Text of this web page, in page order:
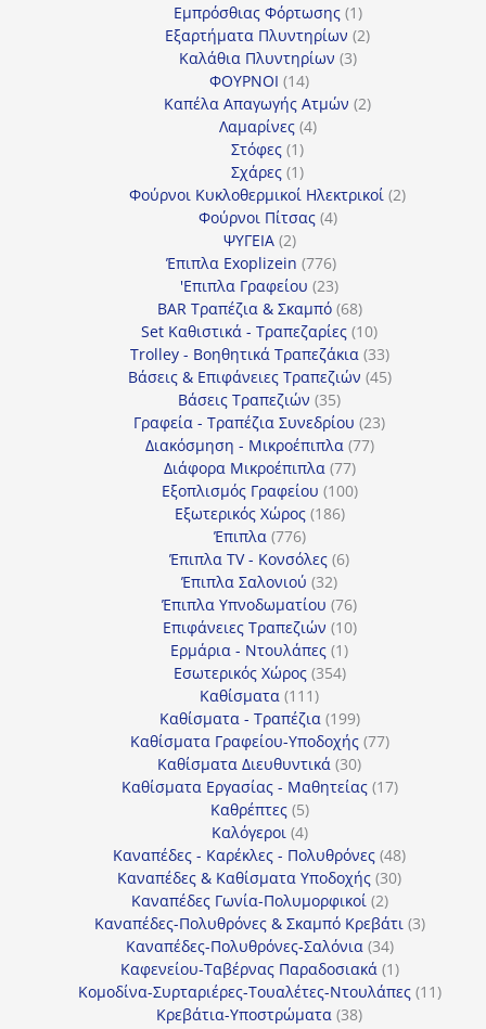
προϊόν
Εμπρόσθιας Φόρτωσης 11
προϊόν
Εξαρτήματα Πλυντηρίων 22
Καλάθια Πλυντηρίων 33
ΦΟΥΡΝΟΙ 1414
προϊόντα
Καπέλα Απαγωγής Ατμών 22
Λαμαρίνες 44
Στόφες 11
προϊόν
Σχάρες 11
προϊόν
Φούρνοι Κυκλοθερμικοί Ηλεκτρικοί 22
Φούρνοι Πίτσας 44
ΨΥΓΕΙΑ 22
προϊόντα
Έπιπλα Exoplizein 776776
προϊόντα
'Επιπλα Γραφείου 2323
προϊόντα
BAR Τραπέζια & Σκαμπό 6868
προϊόντα
Set Καθιστικά - Τραπεζαρίες 1010
προϊόντα
Trolley - Βοηθητικά Τραπεζάκια 3333
προϊόντα
Βάσεις & Επιφάνειες Τραπεζιών 4545
Βάσεις Τραπεζιών 3535
προϊόντα
Γραφεία - Τραπέζια Συνεδρίου 2323
Διακόσμηση - Μικροέπιπλα 7777
Διάφορα Μικροέπιπλα 7777
προϊόντα
Εξοπλισμός Γραφείου 100100
Εξωτερικός Χώρος 186186
Έπιπλα 776776
προϊόντα
Έπιπλα TV - Κονσόλες 66
Έπιπλα Σαλονιού 3232
προϊόντα
Έπιπλα Υπνοδωματίου 7676
προϊόντα
Επιφάνειες Τραπεζιών 1010
Ερμάρια - Ντουλάπες 11
προϊόν
Εσωτερικός Χώρος 354354
Καθίσματα 111111
προϊόντα
Καθίσματα - Τραπέζια 199199
προϊόντα
Καθίσματα Γραφείου-Υποδοχής 7777
Καθίσματα Διευθυντικά 3030
προϊόντα
Καθίσματα Εργασίας - Μαθητείας 1717
Καθρέπτες 55
προϊόντα
Καλόγεροι 44
προϊόντα
Καναπέδες - Καρέκλες - Πολυθρόνες 4848
προϊόντα
Καναπέδες & Καθίσματα Υποδοχής 3030
Καναπέδες Γωνία-Πολυμορφικοί 22
προϊόντα
Καναπέδες-Πολυθρόνες & Σκαμπό Κρεβάτι 33
Καναπέδες-Πολυθρόνες-Σαλόνια 3434
προϊόντα
Καφενείου-Ταβέρνας Παραδοσιακά 11
προϊόν
Κομοδίνα-Συρταριέρες-Τουαλέτες-Ντουλάπες 1111
Κρεβάτια-Υποστρώματα 3838